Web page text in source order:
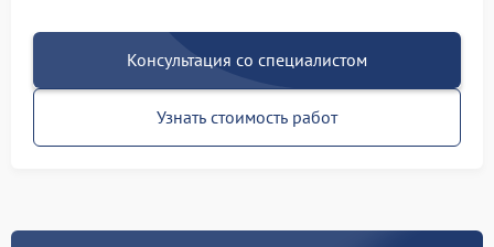
Консультация со специалистом
Узнать стоимость работ